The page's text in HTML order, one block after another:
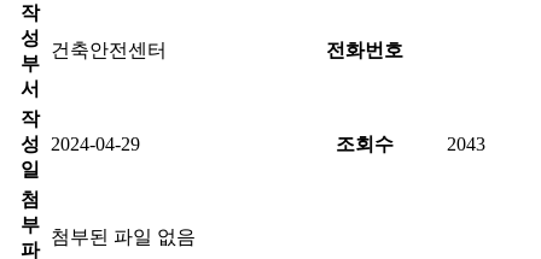
작
성
부
서
건축안전센터 전화번호
작
성
일
2024-04-29 조회수 2043
첨
부
파
첨부된 파일 없음